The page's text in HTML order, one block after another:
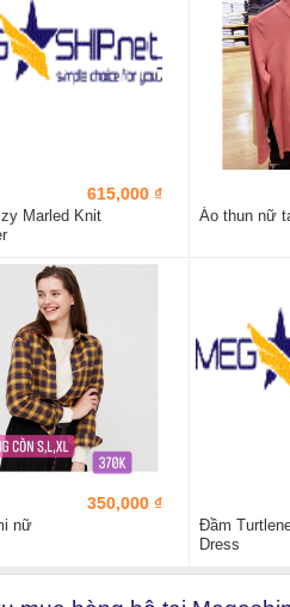
615,000 ₫
Marled Knit
Áo thun nữ
350,000 ₫
nữ
Đầm
Dress